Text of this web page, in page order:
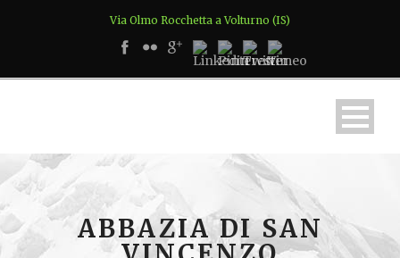
Via Olmo Rocchetta a Volturno (IS)
ABBAZIA DI SAN